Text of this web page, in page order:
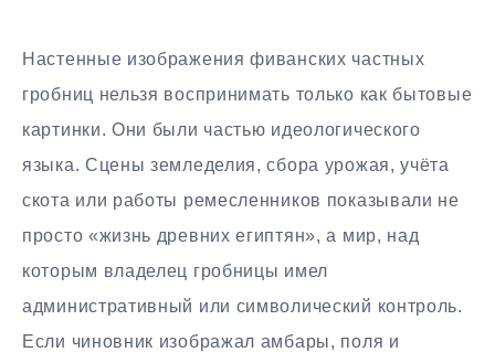
Настенные изображения фиванских частных
гробниц нельзя воспринимать только как бытовые
картинки. Они были частью идеологического
языка. Сцены земледелия, сбора урожая, учёта
скота или работы ремесленников показывали не
просто «жизнь древних египтян», а мир, над
которым владелец гробницы имел
административный или символический контроль.
Если чиновник изображал амбары, поля и